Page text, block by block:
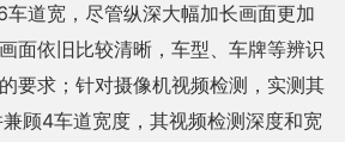
道宽，尽管纵深大幅加长画面更加
面依旧比较清晰，车型、车牌等辨识
要求；针对摄像机视频检测，实测其
顾4车道宽度，其视频检测深度和宽